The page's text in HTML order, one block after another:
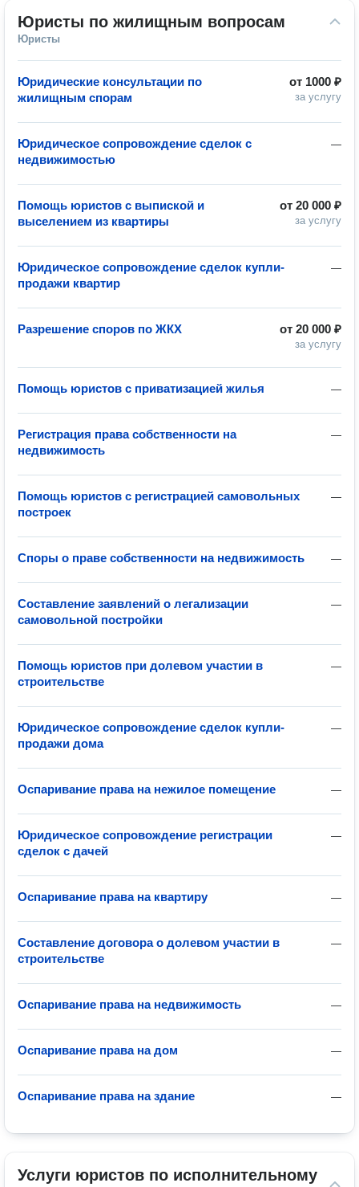
Юристы по жилищным вопросам
Юристы
от 1000 ₽
за услугу
Юридические консультации по
жилищным спорам
—
Юридическое сопровождение сделок с
недвижимостью
от 20 000 ₽
за услугу
Помощь юристов с выпиской и
выселением из квартиры
—
Юридическое сопровождение сделок купли-
продажи квартир
от 20 000 ₽
за услугу
Разрешение споров по ЖКХ
—
Помощь юристов с приватизацией жилья
—
Регистрация права собственности на
недвижимость
—
Помощь юристов с регистрацией самовольных
построек
—
Споры о праве собственности на недвижимость
—
Составление заявлений о легализации
самовольной постройки
—
Помощь юристов при долевом участии в
строительстве
—
Юридическое сопровождение сделок купли-
продажи дома
—
Оспаривание права на нежилое помещение
—
Юридическое сопровождение регистрации
сделок с дачей
—
Оспаривание права на квартиру
—
Составление договора о долевом участии в
строительстве
—
Оспаривание права на недвижимость
—
Оспаривание права на дом
—
Оспаривание права на здание
Услуги юристов по исполнительному